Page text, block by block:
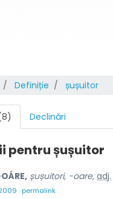
Definiție șușuitor
Declinări
pentrușușuitor
șușuitori, -oare, adj.
permalink